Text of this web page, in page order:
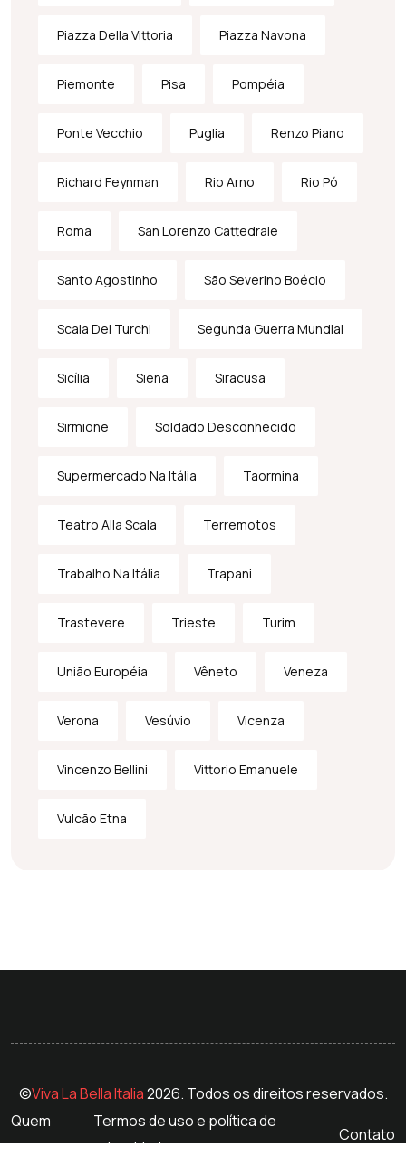
Piazza Della Vittoria Piazza Navona
Piemonte Pisa Pompéia
Ponte Vecchio Puglia Renzo Piano
Richard Feynman Rio Arno Rio Pó
Roma San Lorenzo Cattedrale
Santo Agostinho São Severino Boécio
Scala Dei Turchi Segunda Guerra Mundial
Sicília Siena Siracusa
Sirmione Soldado Desconhecido
Supermercado Na Itália Taormina
Teatro Alla Scala Terremotos
Trabalho Na Itália Trapani
Trastevere Trieste Turim
União Européia Vêneto Veneza
Verona Vesúvio Vicenza
Vincenzo Bellini Vittorio Emanuele
Vulcão Etna
©Viva La Bella Italia2026. Todos os direitos reservados.
Quem
somos
Termos de uso e política de
privacidade.
Contato